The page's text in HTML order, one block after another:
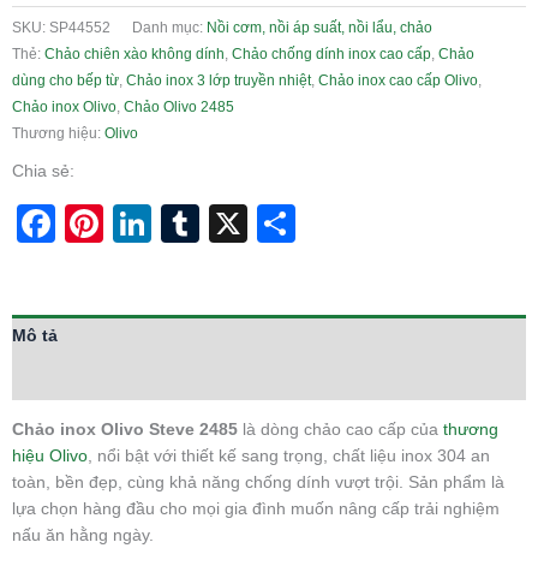
SKU: SP44552 Danh mục: Nồi cơm, nồi áp suất, nồi lẩu, chảo
Thẻ: Chảo chiên xào không dính, Chảo chống dính inox cao cấp, Chảo
dùng cho bếp từ, Chảo inox 3 lớp truyền nhiệt, Chảo inox cao cấp Olivo,
Chảo inox Olivo, Chảo Olivo 2485
Thương hiệu: Olivo
Chia sẻ:
Facebook
Pinterest
LinkedIn
Tumblr
X
Mô tả
Chảo inox Olivo Steve 2485 là dòng chảo cao cấp của thương
hiệu Olivo , nổi bật với thiết kế sang trọng, chất liệu inox 304 an
toàn, bền đẹp, cùng khả năng chống dính vượt trội. Sản phẩm là
lựa chọn hàng đầu cho mọi gia đình muốn nâng cấp trải nghiệm
nấu ăn hằng ngày.